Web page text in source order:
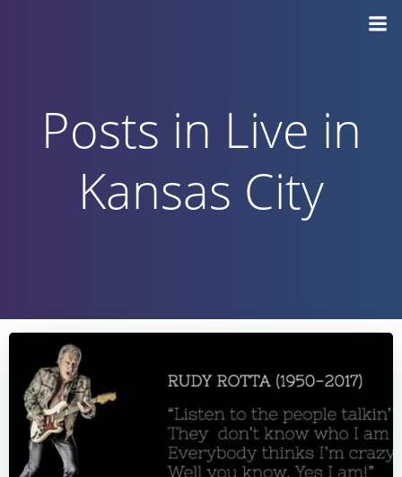
Posts in Live in
Kansas City